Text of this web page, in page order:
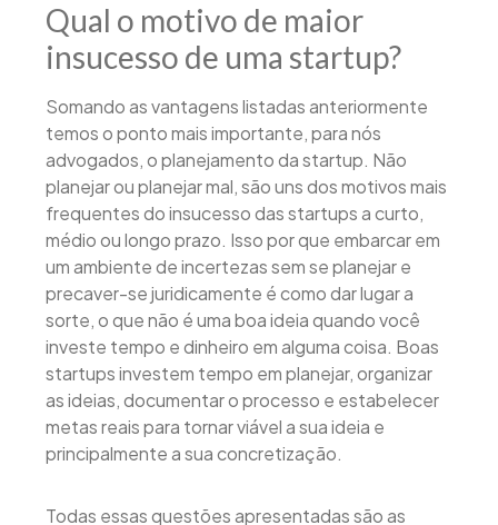
Qual o motivo de maior
insucesso de uma startup?
Somando as vantagens listadas anteriormente
temos o ponto mais importante, para nós
advogados, o planejamento da startup. Não
planejar ou planejar mal, são uns dos motivos mais
frequentes do insucesso das startups a curto,
médio ou longo prazo. Isso por que embarcar em
um ambiente de incertezas sem se planejar e
precaver-se juridicamente é como dar lugar a
sorte, o que não é uma boa ideia quando você
investe tempo e dinheiro em alguma coisa. Boas
startups investem tempo em planejar, organizar
as ideias, documentar o processo e estabelecer
metas reais para tornar viável a sua ideia e
principalmente a sua concretização.
Todas essas questões apresentadas são as